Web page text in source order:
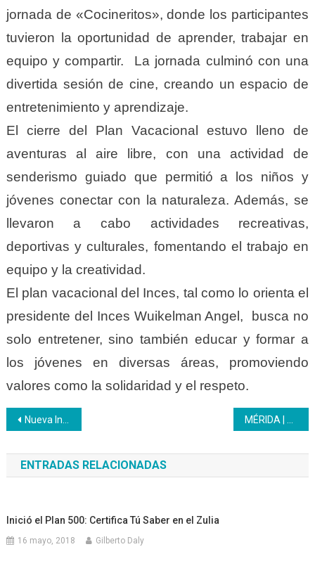
jornada de «Cocineritos», donde los participantes
tuvieron la oportunidad de aprender, trabajar en
equipo y compartir. La jornada culminó con una
divertida sesión de cine, creando un espacio de
entretenimiento y aprendizaje.
El cierre del Plan Vacacional estuvo lleno de
aventuras al aire libre, con una actividad de
senderismo guiado que permitió a los niños y
jóvenes conectar con la naturaleza. Además, se
llevaron a cabo actividades recreativas,
deportivas y culturales, fomentando el trabajo en
equipo y la creatividad.
El plan vacacional del Inces, tal como lo orienta el
presidente del Inces Wuikelman Angel, busca no
solo entretener, sino también educar y formar a
los jóvenes en diversas áreas, promoviendo
valores como la solidaridad y el respeto.
Navegación
de
entradas
Nueva IncesApp permite la inscripción en línea de 627 formaciones
ENTRADAS RELACIONADAS
Inició el Plan 500: Certifica Tú Saber en el Zulia
16 mayo, 2018 Gilberto Daly